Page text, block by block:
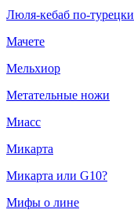
Люля-кебаб по-турецки
Мачете
Мельхиор
Метательные ножи
Миасс
Микарта
Микарта или G10?
Мифы о лине